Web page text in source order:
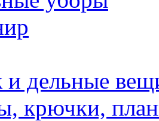
и дельные
крючки,